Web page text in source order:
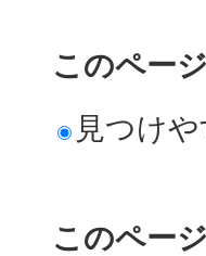
このペー
見つけ
このペー